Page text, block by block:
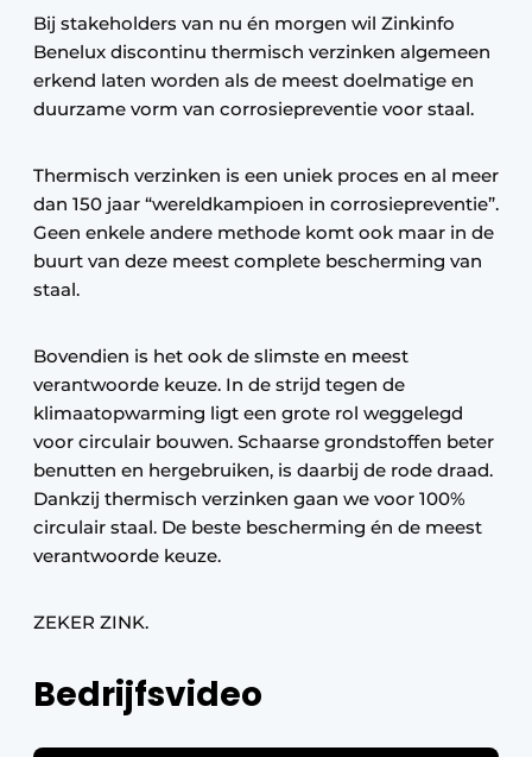
Bij stakeholders van nu én morgen wil Zinkinfo
Benelux discontinu thermisch verzinken algemeen
erkend laten worden als de meest doelmatige en
duurzame vorm van corrosiepreventie voor staal.
Thermisch verzinken is een uniek proces en al meer
dan 150 jaar “wereldkampioen in corrosiepreventie”.
Geen enkele andere methode komt ook maar in de
buurt van deze meest complete bescherming van
staal.
Bovendien is het ook de slimste en meest
verantwoorde keuze. In de strijd tegen de
klimaatopwarming ligt een grote rol weggelegd
voor circulair bouwen. Schaarse grondstoffen beter
benutten en hergebruiken, is daarbij de rode draad.
Dankzij thermisch verzinken gaan we voor 100%
circulair staal. De beste bescherming én de meest
verantwoorde keuze.
ZEKER ZINK.
Bedrijfsvideo